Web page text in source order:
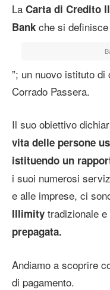
La Carta di Credito
Bank che si definisce
”; un nuovo istituto
Corrado Passera.
Il suo obiettivo
vita delle persone
istituendo un
i suoi numerosi
e alle imprese, ci
Illimity tradizionale e
prepagata.
Andiamo a scoprire
di pagamento.